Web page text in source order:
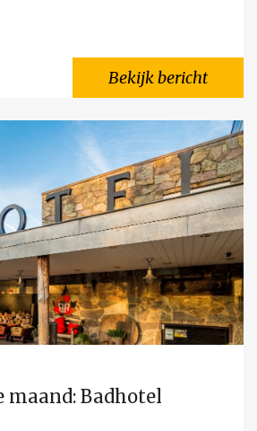
Bekijk bericht
maand: Badhotel